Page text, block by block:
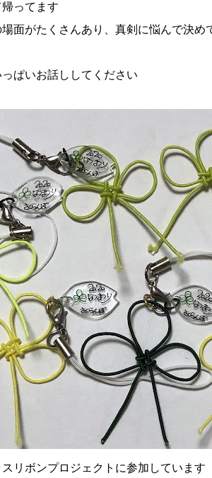
ってます
面がたくさんあり、真剣に悩んで決め
ぱいお話ししてください
リボンプロジェクトに参加しています